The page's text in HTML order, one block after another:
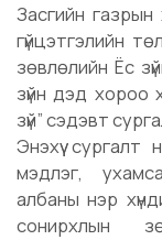
Засгийн газрын
гүйцэтгэлийн
зөвлөлийн Ёс
зүйн дэд хороо
зүй” сэдэвт
Энэхүү
мэдлэг,
албаны нэр
сонирхлын